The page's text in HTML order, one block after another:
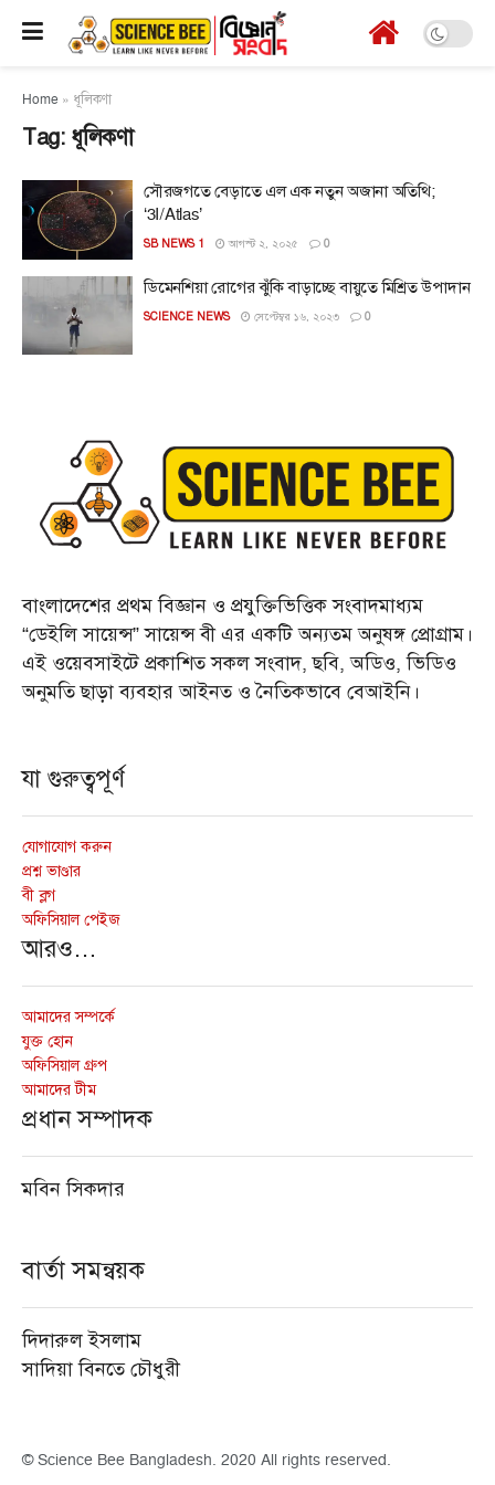
Home » ধূলিকণা
Tag: ধূলিকণা
সৌরজগতে বেড়াতে এল এক নতুন অজানা অতিথি;
‘3I/Atlas’
SB NEWS 1 আগস্ট ২, ২০২৫ 0
ডিমেনশিয়া রোগের ঝুঁকি বাড়াচ্ছে বায়ুতে মিশ্রিত উপাদান
SCIENCE NEWS সেপ্টেম্বর ১৬, ২০২৩ 0
বাংলাদেশের প্রথম বিজ্ঞান ও প্রযুক্তিভিত্তিক সংবাদমাধ্যম
“ডেইলি সায়েন্স” সায়েন্স বী এর একটি অন্যতম অনুষঙ্গ প্রোগ্রাম।
এই ওয়েবসাইটে প্রকাশিত সকল সংবাদ, ছবি, অডিও, ভিডিও
অনুমতি ছাড়া ব্যবহার আইনত ও নৈতিকভাবে বেআইনি।
যা গুরুত্বপূর্ণ
যোগাযোগ করুন
প্রশ্ন ভাণ্ডার
বী ব্লগ
অফিসিয়াল পেইজ
আরও…
আমাদের সম্পর্কে
যুক্ত হোন
অফিসিয়াল গ্রুপ
আমাদের টীম
প্রধান সম্পাদক
মবিন সিকদার
বার্তা সমন্বয়ক
দিদারুল ইসলাম
সাদিয়া বিনতে চৌধুরী
© Science Bee Bangladesh. 2020 All rights reserved.